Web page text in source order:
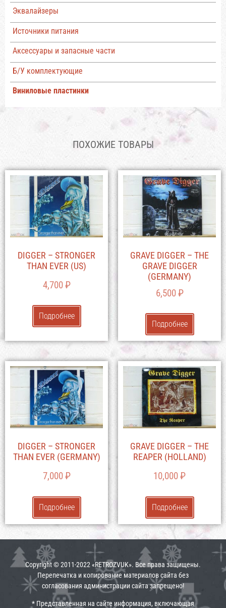
Эквалайзеры
Источники питания
Аксессуары и запасные части
Б/У комплектующие
Виниловые пластинки
ПОХОЖИЕ ТОВАРЫ
DIGGER – STRONGER
THAN EVER (US)
4,700₽
Подробнее
GRAVE DIGGER – THE
GRAVE DIGGER
(GERMANY)
6,500₽
Подробнее
DIGGER – STRONGER
THAN EVER (GERMANY)
7,000₽
Подробнее
GRAVE DIGGER – THE
REAPER (HOLLAND)
10,000₽
Подробнее
Copyright © 2011-2022 «RETROZVUK». Все права защищены.
Перепечатка и копирование материалов сайта без
согласования администрации сайта запрещено!
* Представленная на сайте информация, включающая